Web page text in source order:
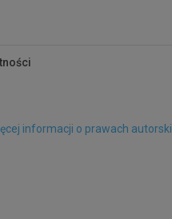
informacji o prawach